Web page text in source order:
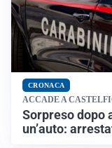
CRONACA
ACCADE A
Sorpreso dopo
un’auto: